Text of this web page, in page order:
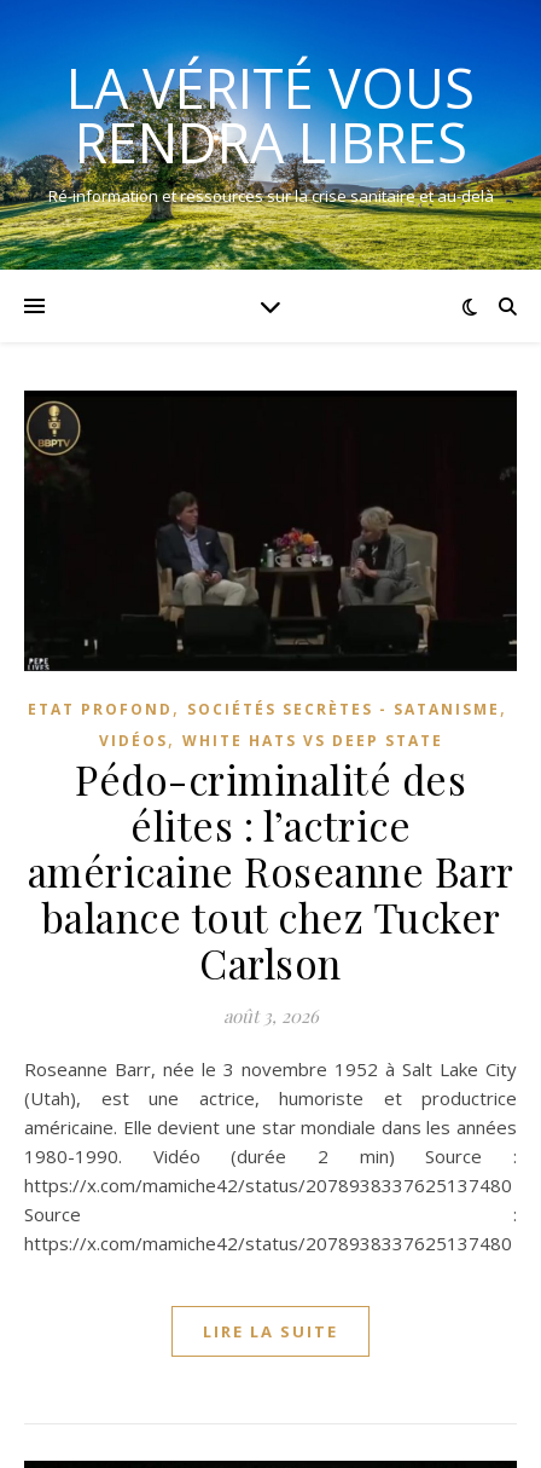
LA VÉRITÉ VOUS
RENDRA LIBRES
Ré-information et ressources sur la crise sanitaire et au-delà
ETAT PROFOND , SOCIÉTÉS SECRÈTES - SATANISME ,
VIDÉOS, WHITE HATS VS DEEP STATE
Pédo-criminalité des
élites : l’actrice
américaine Roseanne Barr
balance tout chez Tucker
Carlson
août 3, 2026
Roseanne Barr, née le 3 novembre 1952 à Salt Lake City
(Utah), est une actrice, humoriste et productrice
américaine. Elle devient une star mondiale dans les années
1980-1990. Vidéo (durée 2 min) Source :
https://x.com/mamiche42/status/2078938337625137480
Source :
https://x.com/mamiche42/status/2078938337625137480
LIRE LA SUITE